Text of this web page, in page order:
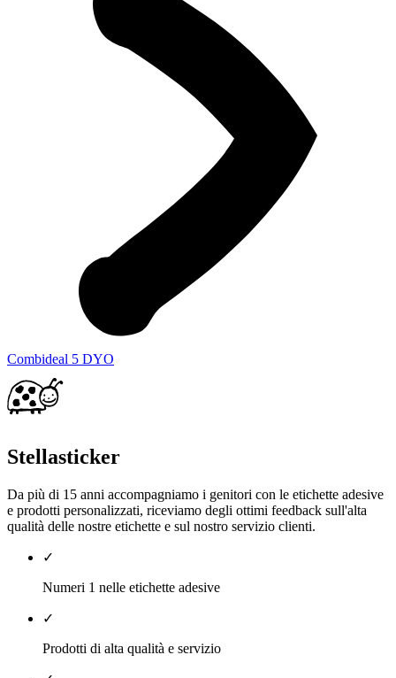
Combideal 5 DYO
Stellasticker
Da più di 15 anni accompagniamo i genitori con le etichette adesive
e prodotti personalizzati, riceviamo degli ottimi feedback sull'alta
qualità delle nostre etichette e sul nostro servizio clienti.
✓
Numeri 1 nelle etichette adesive
✓
Prodotti di alta qualità e servizio